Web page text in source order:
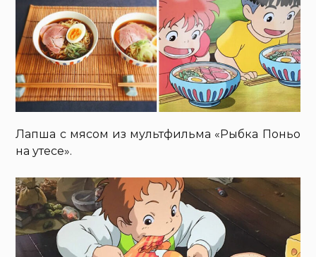
Лапша с мясом из мультфильма «Рыбка Поньо
на утесе».